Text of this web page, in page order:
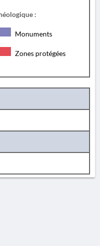
:
Monuments
Zones protégées